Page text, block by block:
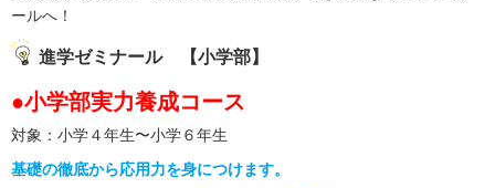
ールへ！
進学ゼミナール 【小学部】
●小学部実力養成コース
対象：小学４年生〜小学６年生
基礎の徹底から応用力を身につけます。